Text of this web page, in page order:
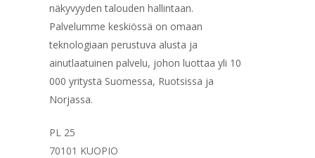
näkyvyyden talouden hallintaan.
Palvelumme keskiössä on omaan
teknologiaan perustuva alusta ja
ainutlaatuinen palvelu, johon luottaa yli 10
000 yritystä Suomessa, Ruotsissa ja
Norjassa.
PL 25
70101 KUOPIO